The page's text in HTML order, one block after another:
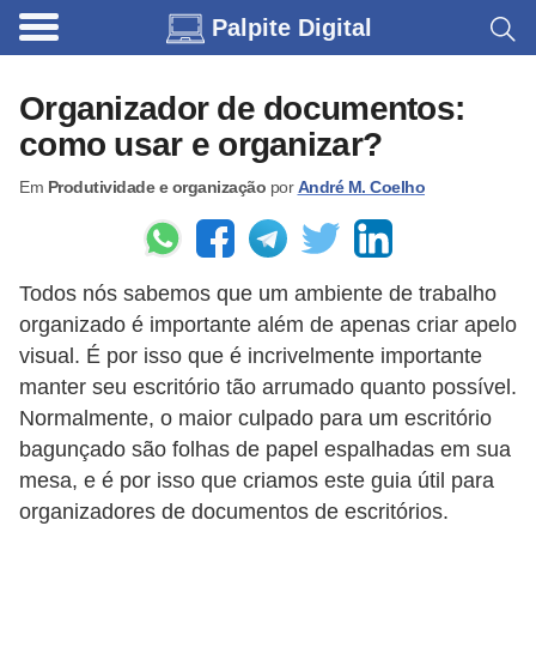
Palpite Digital
Organizador de documentos:
como usar e organizar?
Em Produtividade e organização porAndré M. Coelho
Todos nós sabemos que um ambiente de trabalho
organizado é importante além de apenas criar apelo
visual. É por isso que é incrivelmente importante
manter seu escritório tão arrumado quanto possível.
Normalmente, o maior culpado para um escritório
bagunçado são folhas de papel espalhadas em sua
mesa, e é por isso que criamos este guia útil para
organizadores de documentos de escritórios.
C
r
r
o
C
ó
d
i
g
o
s
e